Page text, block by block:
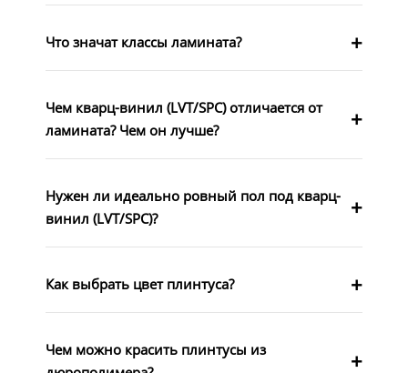
Что значат классы ламината?
Чем кварц-винил (LVT/SPC) отличается от
ламината? Чем он лучше?
Нужен ли идеально ровный пол под кварц-
винил (LVT/SPC)?
Как выбрать цвет плинтуса?
Чем можно красить плинтусы из